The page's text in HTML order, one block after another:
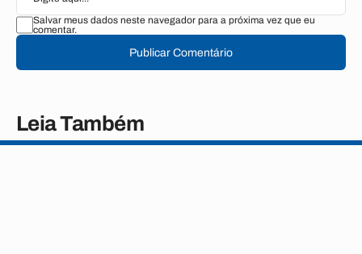
Salvar meus dados neste navegador para a próxima vez que eu
comentar.
Publicar Comentário
Leia Também